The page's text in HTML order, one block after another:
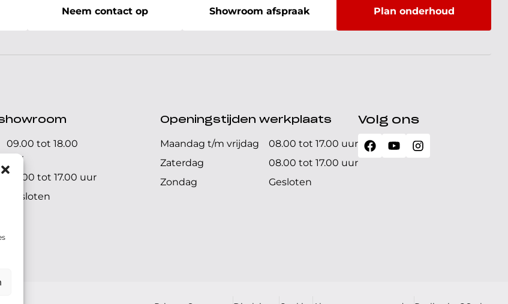
Neem contact op Showroom afspraak Plan onderhoud
09.00 tot 18.00
uur
09.00 tot 17.00 uur
Gesloten
Openingstijden werkplaats
Maandag t/m vrijdag
08.00 tot 17.00 uur
Zaterdag
08.00 tot 17.00 uur
Zondag
Gesloten
Volg ons